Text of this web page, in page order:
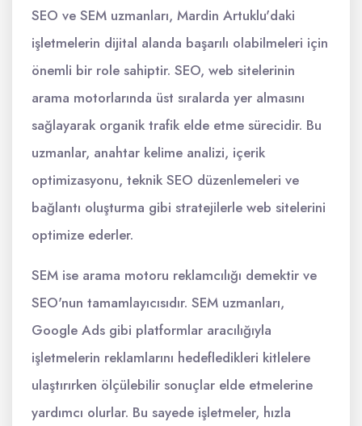
SEO ve SEM uzmanları, Mardin Artuklu'daki
işletmelerin dijital alanda başarılı olabilmeleri için
önemli bir role sahiptir. SEO, web sitelerinin
arama motorlarında üst sıralarda yer almasını
sağlayarak organik trafik elde etme sürecidir. Bu
uzmanlar, anahtar kelime analizi, içerik
optimizasyonu, teknik SEO düzenlemeleri ve
bağlantı oluşturma gibi stratejilerle web sitelerini
optimize ederler.
SEM ise arama motoru reklamcılığı demektir ve
SEO'nun tamamlayıcısıdır. SEM uzmanları,
Google Ads gibi platformlar aracılığıyla
işletmelerin reklamlarını hedefledikleri kitlelere
ulaştırırken ölçülebilir sonuçlar elde etmelerine
yardımcı olurlar. Bu sayede işletmeler, hızla